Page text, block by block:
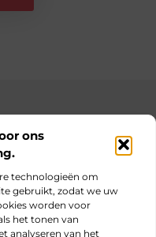
ons
technologieën om
gebruikt, zodat we uw
worden voor
het tonen van
analyseren van het
beukenlaan.nl
voor jouw dagelijks